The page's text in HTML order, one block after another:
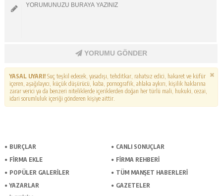
YORUMU GÖNDER
YASAL UYARI!Suç teşkil edecek, yasadışı, tehditkar, rahatsız edici, hakaret ve küfür
içeren, aşağılayıcı, küçük düşürücü, kaba, pornografik, ahlaka aykırı, kişilik haklarına
zarar verici ya da benzeri niteliklerde içeriklerden doğan her türlü mali, hukuki, cezai,
idari sorumluluk içeriği gönderen kişiye aittir.
BURÇLAR
CANLI SONUÇLAR
FİRMA EKLE
FİRMA REHBERİ
POPÜLER GALERİLER
TÜM MANŞET HABERLERİ
YAZARLAR
GAZETELER